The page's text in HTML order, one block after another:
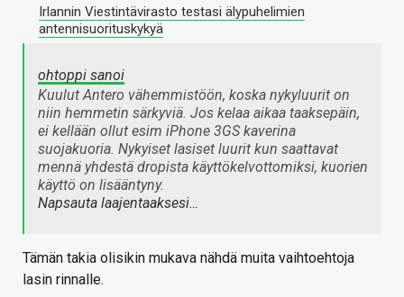
Irlannin Viestintävirasto testasi älypuhelimien
antennisuorituskykyä
ohtoppi sanoi
Kuulut Antero vähemmistöön, koska nykyluurit on
niin hemmetin särkyviä. Jos kelaa aikaa taaksepäin,
ei kellään ollut esim iPhone 3GS kaverina
suojakuoria. Nykyiset lasiset luurit kun saattavat
mennä yhdestä dropista käyttökelvottomiksi, kuorien
käyttö on lisääntyny.
Napsauta laajentaaksesi…
Tämän takia olisikin mukava nähdä muita vaihtoehtoja
lasin rinnalle.